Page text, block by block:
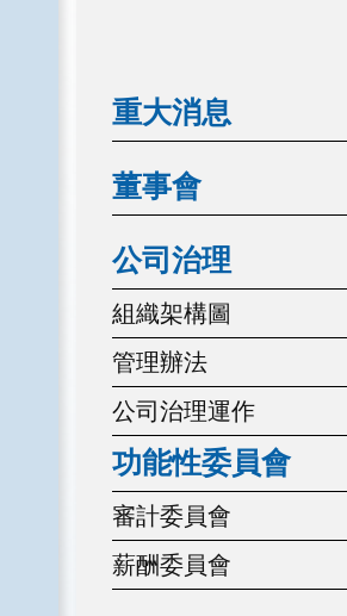
重大消息
董事會
公司治理
組織架構圖
管理辦法
公司治理運作
功能性委員會
審計委員會
薪酬委員會